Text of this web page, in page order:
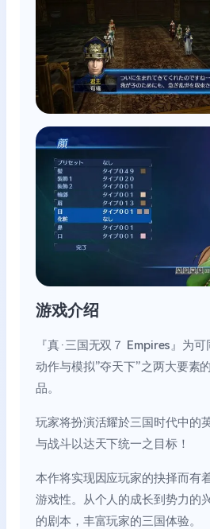
游戏介绍
『真‧三国无双７ Empires』为
动作与模拟”夺天下”之两大要素
品。
玩家将扮演活耀於三国时代中的
与战斗以达天下统一之目标！
本作将实现因应玩家的抉择而有
游戏性。从个人的成长到势力的
的剧本，丰富玩家的三国体验。